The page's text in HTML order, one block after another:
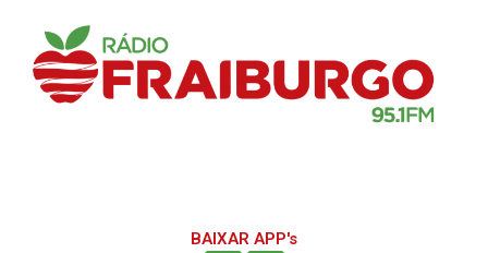
BAIXAR APP's